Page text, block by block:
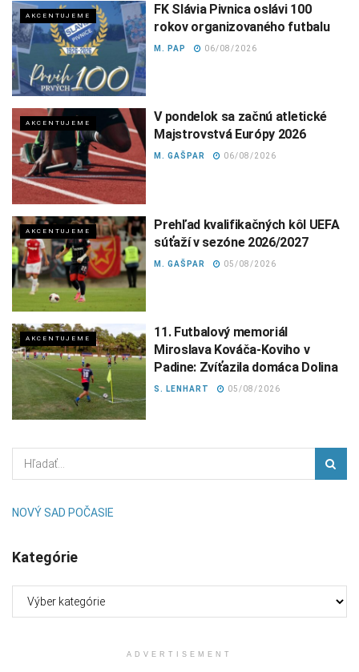
AKCENTUJEME
FK Slávia Pivnica oslávi 100
rokov organizovaného futbalu
M. PAP 06/08/2026
AKCENTUJEME
V pondelok sa začnú atletické
Majstrovstvá Európy 2026
M. GAŠPAR 06/08/2026
AKCENTUJEME
Prehľad kvalifikačných kôl UEFA
súťaží v sezóne 2026/2027
M. GAŠPAR 05/08/2026
AKCENTUJEME
11. Futbalový memoriál
Miroslava Kováča-Koviho v
Padine: Zvíťazila domáca Dolina
S. LENHART 05/08/2026
NOVÝ SAD POČASIE
Kategórie
ADVERTISEMENT